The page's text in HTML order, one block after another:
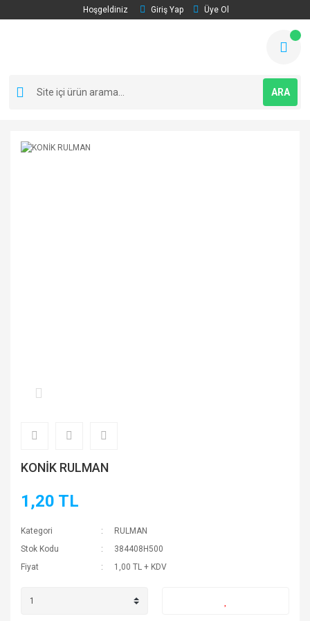
Hoşgeldiniz Giriş Yap Üye Ol
ARA
KONİK RULMAN
1,20 TL
Kategori
RULMAN
Stok Kodu
384408H500
Fiyat
1,00 TL + KDV